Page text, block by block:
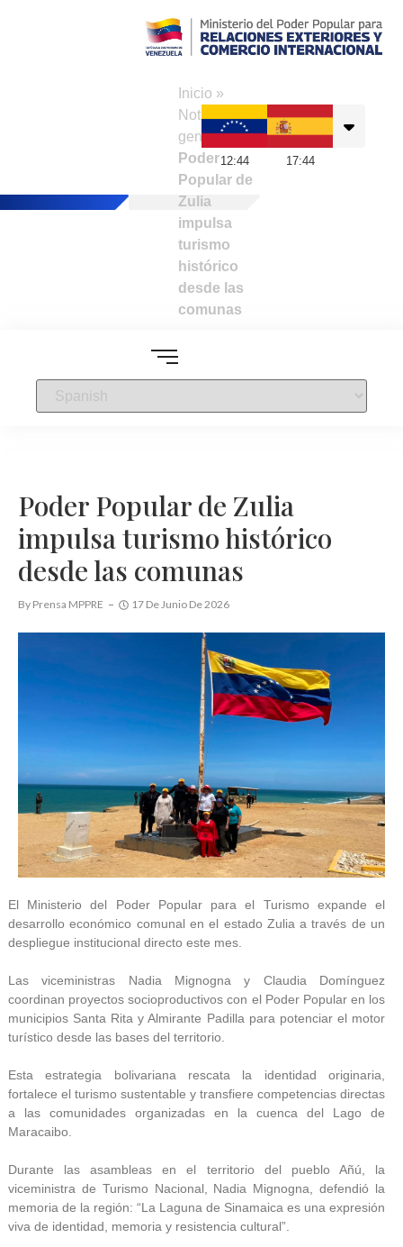
Inicio »
Noticias
generales»
Poder
Popular de
Zulia
impulsa
turismo
histórico
desde las
comunas
12:44 17:44
Poder Popular de Zulia
impulsa turismo histórico
desde las comunas
By Prensa MPPRE 17 De Junio De 2026
El Ministerio del Poder Popular para el Turismo expande el
desarrollo económico comunal en el estado Zulia a través de un
despliegue institucional directo este mes.
Las viceministras Nadia Mignogna y Claudia Domínguez
coordinan proyectos socioproductivos con el Poder Popular en los
municipios Santa Rita y Almirante Padilla para potenciar el motor
turístico desde las bases del territorio.
Esta estrategia bolivariana rescata la identidad originaria,
fortalece el turismo sustentable y transfiere competencias directas
a las comunidades organizadas en la cuenca del Lago de
Maracaibo.
Durante las asambleas en el territorio del pueblo Añú, la
viceministra de Turismo Nacional, Nadia Mignogna, defendió la
memoria de la región: “La Laguna de Sinamaica es una expresión
viva de identidad, memoria y resistencia cultural”.